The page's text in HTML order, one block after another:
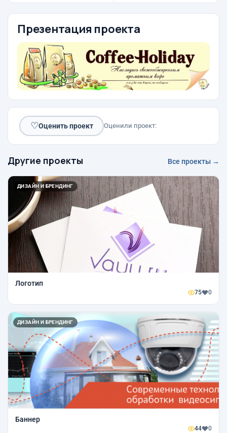
Презентация проекта
♡Оценить проект Оценили проект:
Другие проекты Все проекты →
ДИЗАЙН И БРЕНДИНГ
Логотип
75 0
ДИЗАЙН И БРЕНДИНГ
Баннер
44 0